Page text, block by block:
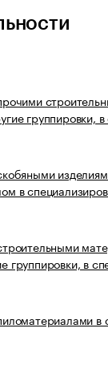
группировки,
в
группировки, в
в